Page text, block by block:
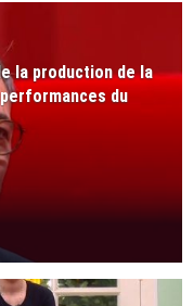
la production de la
du